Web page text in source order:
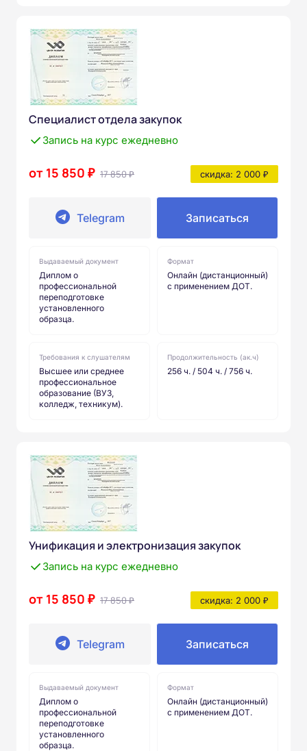
Специалист отдела закупок
Запись на курс ежедневно
от 15 850 ₽ 17 850 ₽ скидка: 2 000 ₽
Telegram Записаться
Выдаваемый документ
Диплом о
профессиональной
переподготовке
установленного
образца.
Формат
Онлайн (дистанционный)
с применением ДОТ.
Требования к слушателям
Высшее или среднее
профессиональное
образование (ВУЗ,
колледж, техникум).
Продолжительность (ак.ч)
256 ч. / 504 ч. / 756 ч.
Унификация и электронизация закупок
Запись на курс ежедневно
от 15 850 ₽ 17 850 ₽ скидка: 2 000 ₽
Telegram Записаться
Выдаваемый документ
Диплом о
профессиональной
переподготовке
установленного
образца.
Формат
Онлайн (дистанционный)
с применением ДОТ.